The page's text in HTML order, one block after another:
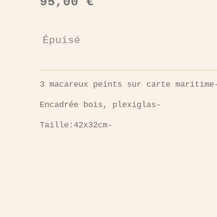
Épuisé
3 macareux peints sur carte
Encadrée bois, plexiglas-
Taille:42x32cm-